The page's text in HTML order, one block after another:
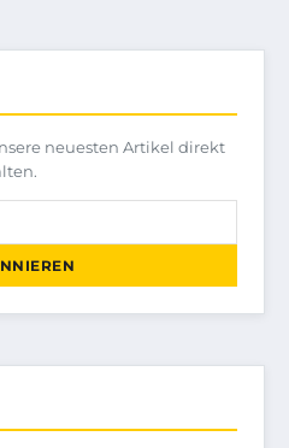
neuesten Artikel direkt